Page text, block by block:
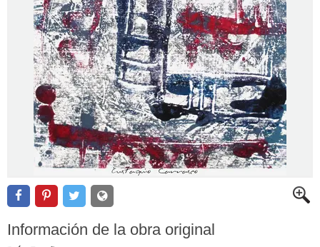
Información de la obra original